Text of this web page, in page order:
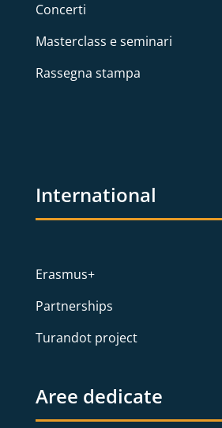
Concerti
Masterclass e seminari
Rassegna stampa
International
Erasmus+
Partnerships
Turandot project
Aree dedicate